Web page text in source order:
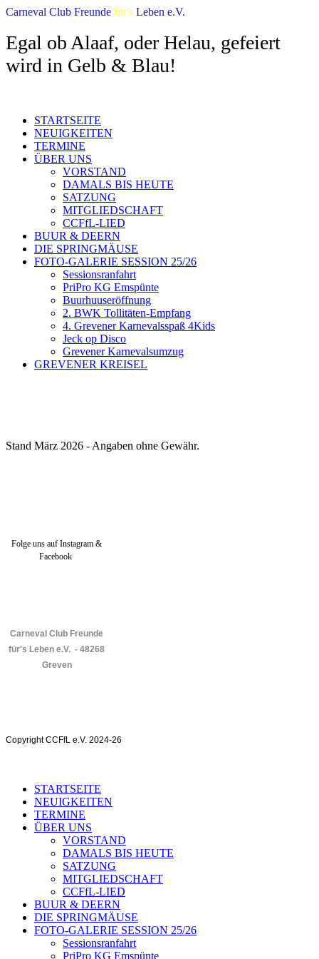
Carneval Club Freunde für's Leben e.V.
Egal ob Alaaf, oder Helau, gefeiert
wird in Gelb & Blau!
STARTSEITE
NEUIGKEITEN
TERMINE
ÜBER UNS
VORSTAND
DAMALS BIS HEUTE
SATZUNG
MITGLIEDSCHAFT
CCFfL-LIED
BUUR & DEERN
DIE SPRINGMÄUSE
FOTO-GALERIE SESSION 25/26
Sessionsranfahrt
PriPro KG Emspünte
Buurhuuseröffnung
2. BWK Tollitäten-Empfang
4. Grevener Karnevalsspaß 4Kids
Jeck op Disco
Grevener Karnevalsumzug
GREVENER KREISEL
Stand März 2026 - Angaben ohne Gewähr.
Folge uns auf Instagram &
Facebook
Carneval Club Freunde
für's Leben e.V. - 48268
Greven
Copyright CCFfL e.V. 2024-26
STARTSEITE
NEUIGKEITEN
TERMINE
ÜBER UNS
VORSTAND
DAMALS BIS HEUTE
SATZUNG
MITGLIEDSCHAFT
CCFfL-LIED
BUUR & DEERN
DIE SPRINGMÄUSE
FOTO-GALERIE SESSION 25/26
Sessionsranfahrt
PriPro KG Emspünte